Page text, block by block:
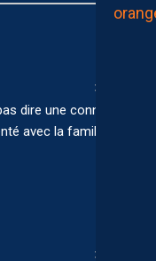
dire une connerie
avec la famille